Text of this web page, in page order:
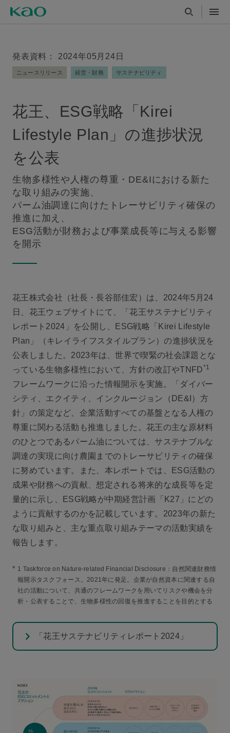
発表資料： 2024年05月24日
ニュースリリース 経営・財務 サステナビリティ
花王、ESG戦略「Kirei
Lifestyle Plan」の進捗状況
を公表
生物多様性や人権の尊重・DE&Iにおける新た
な取り組みの実施、
パーム油調達に向けたトレーサビリティ確保の
推進に加え、
ESG活動が財務および事業成長等に与える影響
を開示
花王株式会社（社長・長谷部佳宏）は、2024年5月24
日、花王ウェブサイトにて、「花王サステナビリティ
レポート2024」を公開し、ESG戦略「Kirei Lifestyle
Plan」（キレイライフスタイルプラン）の進捗状況を
公表しました。2023年は、世界で喫緊の社会課題とな
っている生物多様性において、方針の改訂やTNFD*1
フレームワークに沿った情報開示を実施。「ダイバー
シティ、エクイティ、インクルージョン（DE&I）方
針」の策定など、企業活動すべての基盤となる人権の
尊重に関わる活動も推進しました。花王の主な原材料
のひとつであるパーム油については、サステナブルな
調達の実現に向け農園までのトレーサビリティの確保
に努めています。また、本レポートでは、ESG活動の
成果や財務への貢献、想定される将来的な成長等を定
量的に示し、ESG戦略が中期経営計画「K27」にどの
ように貢献するのかを記載しています。2023年の新た
な取り組みと、主な重点取り組みテーマの活動実績を
報告します。
* 1 Taskforce on Nature-related Financial Disclosure：自然関連財務情
報開示タスクフォース。2021年に発足。企業が自然資本に関連する自
社の活動について、共通のフレームワークを用いてリスクや機会を分
析・公表することで、生物多様性の回復を推進することを目的とする
「花王サステナビリティレポート2024」